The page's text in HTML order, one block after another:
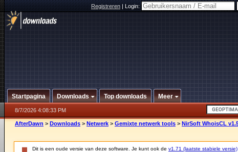
Registreren|Login:
Startpagina Downloads Top downloads Meer
8/7/2026 4:08:33 PM
AfterDawn > Downloads > Netwerk > Gemixte netwerk tools > NirSoft WhoisCL
Dit is een oude versie van deze software. Je kunt ook de v1.71 (laatste stabiele versie)